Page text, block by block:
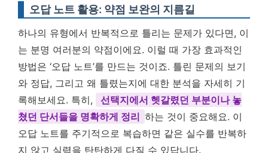
오답 노트 활용: 약점 보완의 지름길
하나의 유형에서 반복적으로 틀리는 문제가 있다면, 이
는 분명 여러분의 약점이에요. 이럴 때 가장 효과적인
방법은 ‘오답 노트’를 만드는 것이죠. 틀린 문제의 보기
와 정답, 그리고 왜 틀렸는지에 대한 분석을 자세히 기
록해보세요. 특히,
선택지에서 헷갈렸던 부분이나 놓
쳤던 단서들을 명확하게 정리 하는 것이 중요해요. 이
오답 노트를 주기적으로 복습하면 같은 실수를 반복하
지 않고 실력을 탄탄하게 다질 수 있답니다.